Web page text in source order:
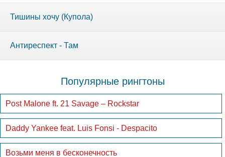
Тишины хочу (Купола)
Антиреспект - Там
Популярные рингтоны
Post Malone ft. 21 Savage – Rockstar
Daddy Yankee feat. Luis Fonsi - Despacito
Возьми меня в бесконечность